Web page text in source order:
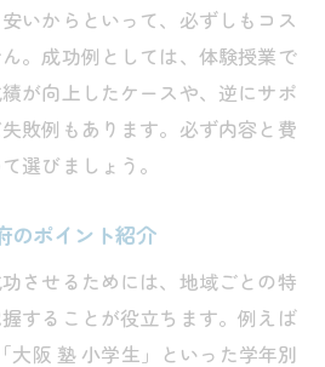
いからといって、必ずしもコス
。成功例としては、体験授業で
が向上したケースや、逆にサポ
敗例もあります。必ず内容と費
選びましょう。
のポイント紹介
させるためには、地域ごとの特
することが役立ちます。例えば
大阪 塾 小学生」といった学年別